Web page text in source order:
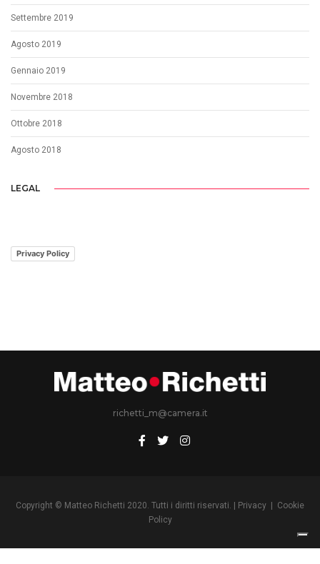
Settembre 2019
Agosto 2019
Gennaio 2019
Novembre 2018
Ottobre 2018
Agosto 2018
LEGAL
Privacy Policy
richetti_m@camera.it
Copyright © Matteo Richetti 2020. Tutti i diritti riservati. | Privacy | Cookie
Policy